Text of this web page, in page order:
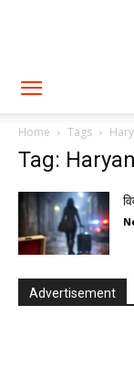
Home Tags
Tag:
Advertisement